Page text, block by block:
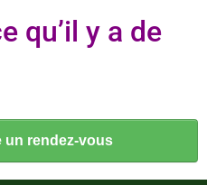
qu’il y a de